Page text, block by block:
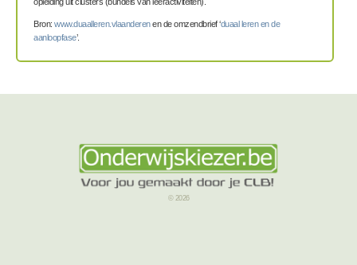
Bron: www.duaalleren.vlaanderenen de omzendbrief ‘duaal leren en de
aanloopfase’.
© 2026